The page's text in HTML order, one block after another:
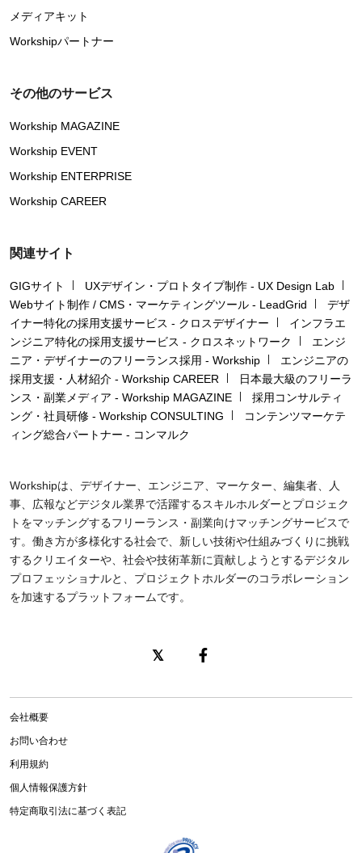
メディアキット
Workshipパートナー
その他のサービス
Workship MAGAZINE
Workship EVENT
Workship ENTERPRISE
Workship CAREER
関連サイト
GIGサイト
UXデザイン・プロトタイプ制作 - UX Design Lab
Webサイト制作 / CMS・マーケティングツール - LeadGrid
デザ
イナー特化の採用支援サービス - クロスデザイナー
インフラエ
ンジニア特化の採用支援サービス - クロスネットワーク
エンジ
ニア・デザイナーのフリーランス採用 - Workship
エンジニアの
採用支援・人材紹介 - Workship CAREER
日本最大級のフリーラ
ンス・副業メディア - Workship MAGAZINE
採用コンサルティ
ング・社員研修 - Workship CONSULTING
コンテンツマーケテ
ィング総合パートナー - コンマルク
Workshipは、デザイナー、エンジニア、マーケター、編集者、人
事、広報などデジタル業界で活躍するスキルホルダーとプロジェク
トをマッチングするフリーランス・副業向けマッチングサービスで
す。働き方が多様化する社会で、新しい技術や仕組みづくりに挑戦
するクリエイターや、社会や技術革新に貢献しようとするデジタル
プロフェッショナルと、プロジェクトホルダーのコラボレーション
を加速するプラットフォームです。
会社概要
お問い合わせ
利用規約
個人情報保護方針
特定商取引法に基づく表記